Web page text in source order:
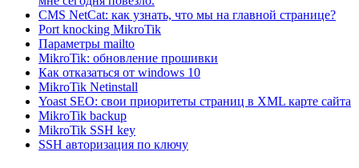
CMS NetСat: как узнать, что мы на главной странице?
Port knocking MikroTik
Параметры mailto
MikroTik: обновление прошивки
Как отказаться от windows 10
MikroTik Netinstall
Yoast SEO: свои приоритеты страниц в XML карте сайта
MikroTik backup
MikroTik SSH key
SSH авторизация по ключу